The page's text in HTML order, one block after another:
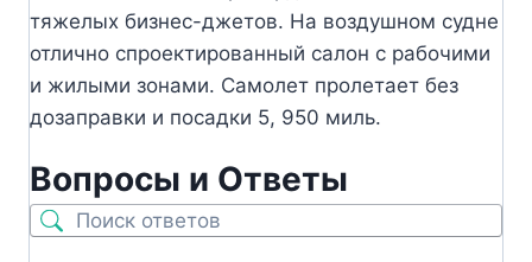
тяжелых бизнес-джетов. На воздушном судне
отлично спроектированный салон с рабочими
и жилыми зонами. Самолет пролетает без
дозаправки и посадки 5, 950 миль.
Вопросы и Ответы